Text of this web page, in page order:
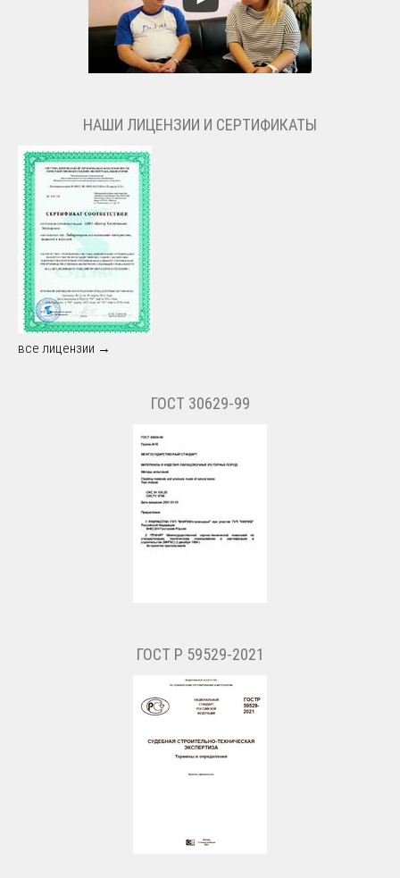
НАШИ ЛИЦЕНЗИИ И СЕРТИФИКАТЫ
все лицензии →
ГОСТ 30629-99
ГОСТ Р 59529-2021